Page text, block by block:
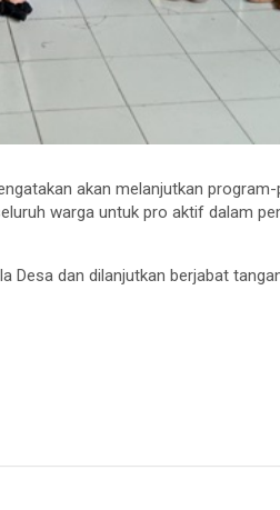
akan melanjutkan
warga untuk pro aktif dalam
Desa dan dilanjutkan berjabat